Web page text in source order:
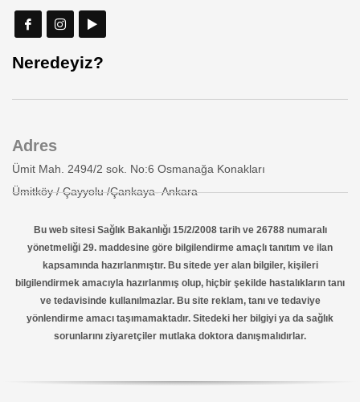
Neredeyiz?
Adres
Ümit Mah. 2494/2 sok. No:6 Osmanağa Konakları
Ümitköy / Çayyolu /Çankaya- Ankara
Bu web sitesi Sağlık Bakanlığı 15/2/2008 tarih ve 26788 numaralı
yönetmeliği 29. maddesine göre bilgilendirme amaçlı tanıtım ve ilan
kapsamında hazırlanmıştır. Bu sitede yer alan bilgiler, kişileri
bilgilendirmek amacıyla hazırlanmış olup, hiçbir şekilde hastalıkların tanı
ve tedavisinde kullanılmazlar. Bu site reklam, tanı ve tedaviye
yönlendirme amacı taşımamaktadır. Sitedeki her bilgiyi ya da sağlık
sorunlarını ziyaretçiler mutlaka doktora danışmalıdırlar.